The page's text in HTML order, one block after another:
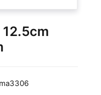
12.5cm
ma3306